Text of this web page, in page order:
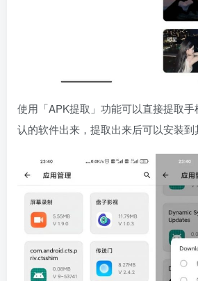
使用「APK提取」功能可以直接提取
认的软件出来，提取出来后可以安装到